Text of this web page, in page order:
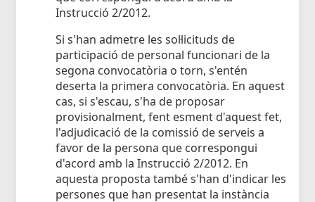
Instrucció 2/2012.
Si s'han admetre les sol·licituds de
participació de personal funcionari de la
segona convocatòria o torn, s'entén
deserta la primera convocatòria. En aquest
cas, si s'escau, s'ha de proposar
provisionalment, fent esment d'aquest fet,
l'adjudicació de la comissió de serveis a
favor de la persona que correspongui
d'acord amb la Instrucció 2/2012. En
aquesta proposta també s'han d'indicar les
persones que han presentat la instància